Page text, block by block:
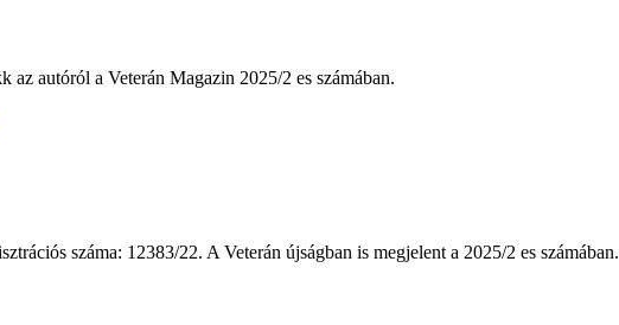
autóról a Veterán Magazin 2025/2 es számában.
száma: 12383/22. A Veterán újságban is megjelent a 2025/2 es számában.